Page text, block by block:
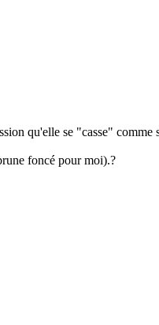
qu'elle se "casse" comme
foncé pour moi).?